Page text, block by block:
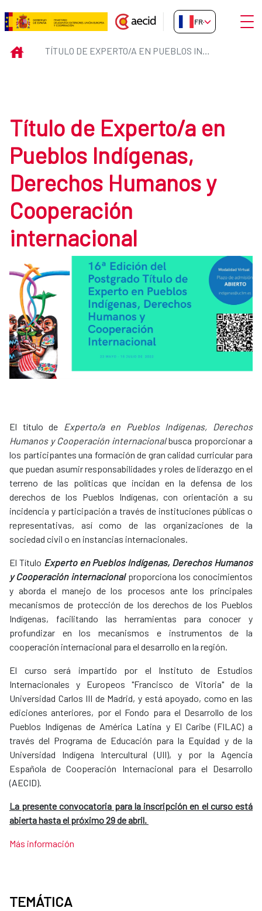
Saut au contenu principal
Título de Experto/a en Pueblos
FR-FR
INICIO TÍTULO DE EXPERTO/A EN PUEBLOS INDÍGENAS, DERECHOS HUMANOS Y COOPERACIÓN INTERNACIONAL
Título de Experto/a en
Pueblos Indígenas,
Derechos Humanos y
Cooperación
internacional
El título de Experto/a en Pueblos Indígenas, Derechos
Humanos y Cooperación internacionalbusca proporcionar a
los participantes una formación de gran calidad curricular para
que puedan asumir responsabilidades y roles de liderazgo en el
terreno de las políticas que incidan en la defensa de los
derechos de los Pueblos Indígenas, con orientación a su
incidencia y participación a través de instituciones públicas o
representativas, así como de las organizaciones de la
sociedad civil o en instancias internacionales.
El Título Experto en Pueblos Indígenas, Derechos Humanos
y Cooperación internacionalproporciona los conocimientos
y aborda el manejo de los procesos ante los principales
mecanismos de protección de los derechos de los Pueblos
Indígenas, facilitando las herramientas para conocer y
profundizar en los mecanismos e instrumentos de la
cooperación internacional para el desarrollo en la región.
El curso será impartido por el Instituto de Estudios
Internacionales y Europeos "Francisco de Vitoria" de la
Universidad Carlos III de Madrid, y está apoyado, como en las
ediciones anteriores, por el Fondo para el Desarrollo de los
Pueblos Indígenas de América Latina y El Caribe (FILAC) a
través del Programa de Educación para la Equidad y de la
Universidad Indígena Intercultural (UII), y por la Agencia
Española de Cooperación Internacional para el Desarrollo
(AECID).
La presente convocatoria para la inscripción en el curso está
abierta hasta el próximo 29 de abril.
Más información
TEMÁTICA